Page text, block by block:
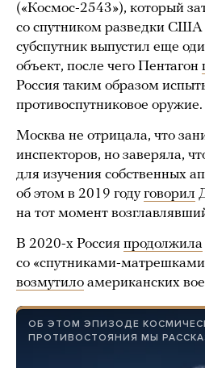
(«Космос-2543»), который
со спутником разведки
субспутник выпустил еще
объект, после чего Пентагон
Россия таким образом
противоспутниковое оружие.
Москва не отрицала, что
инспекторов, но заверяла,
для изучения собственных
об этом в 2019 годуговорил
на тот момент
В 2020-х Россия продолжила
со «спутниками-
возмутило американских
ОБ ЭТОМ ЭПИЗОДЕ
ПРОТИВОСТОЯНИЯ МЫ